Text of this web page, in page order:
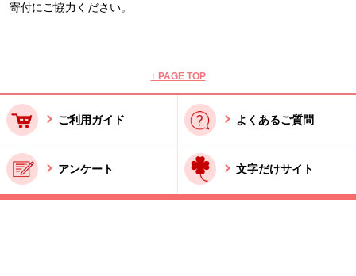
寄付にご協力ください。
↑ PAGE TOP
ご利用ガイド よくあるご質問
アンケート 文字だけサイト